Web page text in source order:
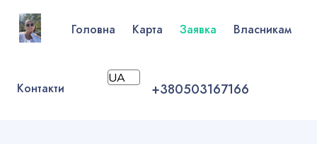
Головна Карта Заявка Власникам
Контакти +380503167166